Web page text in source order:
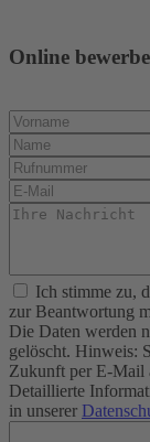
Online
Ich stimme zu,
zur Beantwortung
Die Daten werden
gelöscht. Hinweis:
Zukunft per E-Mail
Detaillierte
in unserer